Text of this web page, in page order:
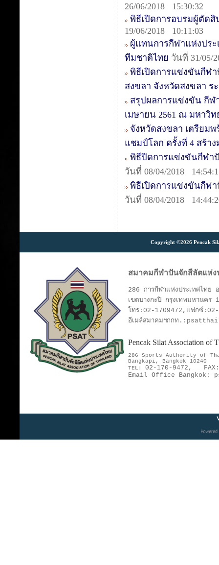
26/06/2018 15:30:32
พิธีเปิดการอบรมผู้ตัดสิ
19/06/2018 10:11:03
ผู้แทนการกีฬาแห่งปร
ทีมชาติไทย วันที่ 31/05/
พิธีเปิดการแข่งขันกีฬ
สงขลา จังหวัดสงขลา ร
สรุปผลการแข่งขัน กีฬ
เมษายน 2561 ณ มหาวิ
จังหวัดสงขลา เตรียม
แชมป์โลก ครั้งที่ 4 สร้า
พิธีปิดการแข่งขันกีฬา
วันที่ 08/04/2018
พิธีเปิดการแข่งขันกีฬา
วันที่ 08/04/2018
Copyright ©2026 Pencak
สมาคมกีฬาปันจักสีลัตแห่ง
286 การกีฬาแห่งประเทศไท
เขตบางกะปิ กรุงเทพมหานคร
โทร:02-1709472,แฟกซ์:02-
อีเมล์สมาคมฯกกท
Pencak Silat Association of
286 Sports Authority of
Bangkapi, Bangkok 10240
TEL: 02-170-9472,
FAX:
Email Office Bangkok: